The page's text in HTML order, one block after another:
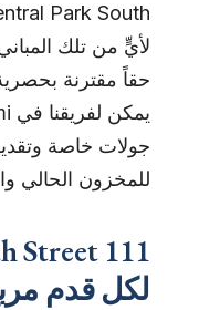
لأيٍّ من تلك
حقاً مقترنة
جولات خاصة
للمخزون الحالي
لكل قدم